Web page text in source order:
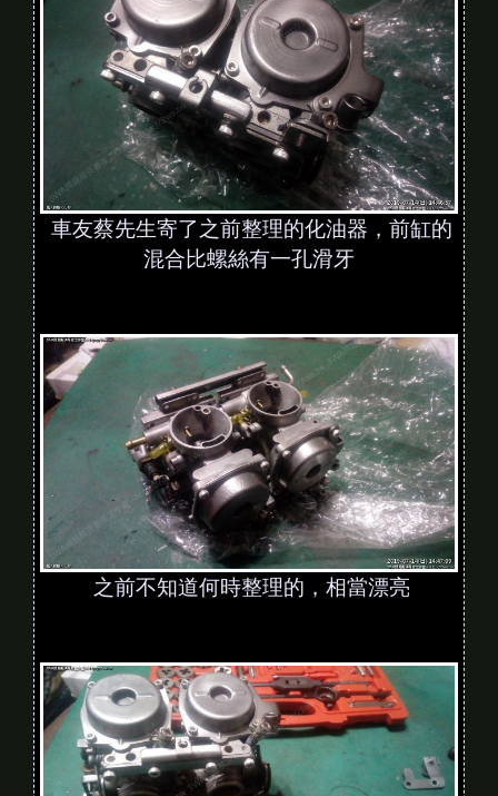
車友蔡先生寄了之前整理的化油器，前缸的
混合比螺絲有一孔滑牙
之前不知道何時整理的，相當漂亮